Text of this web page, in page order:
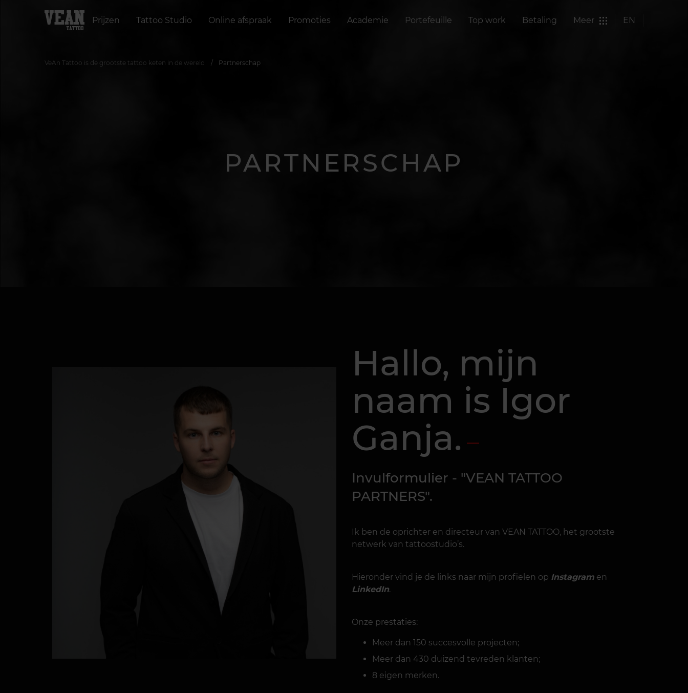
Prijzen Tattoo Studio Online afspraak Promoties Academie Portefeuille Top work Betaling Meer EN
VeAn Tattoo is de grootste tattoo keten in de wereld Partnerschap
PARTNERSCHAP
Hallo, mijn
naam is Igor
Ganja.
Invulformulier - "VEAN TATTOO
PARTNERS".
Ik ben de oprichter en directeur van VEAN TATTOO, het grootste
netwerk van tattoostudio’s.
Hieronder vind je de links naar mijn profielen op Instagram en
LinkedIn.
Onze prestaties:
Meer dan 150 succesvolle projecten;
Meer dan 430 duizend tevreden klanten;
8 eigen merken.